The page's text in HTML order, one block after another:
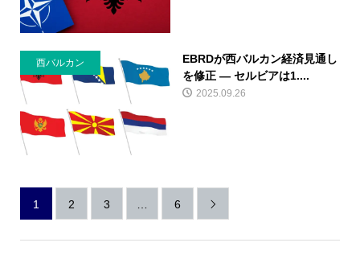
西バルカン
EBRDが西バルカン経済見通し
を修正 ― セルビアは1....
2025.09.26
1 2 3 6 